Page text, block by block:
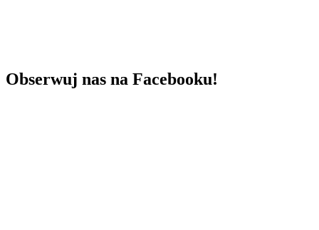
Obserwuj nas na Facebooku!